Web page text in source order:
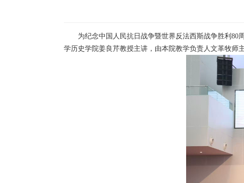
为纪念中国人民抗日战争暨世界反法西斯战争胜利80
学历史学院姜良芹教授主讲，由本院教学负责人文革牧师